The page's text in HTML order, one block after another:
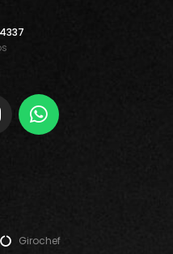
Girochef